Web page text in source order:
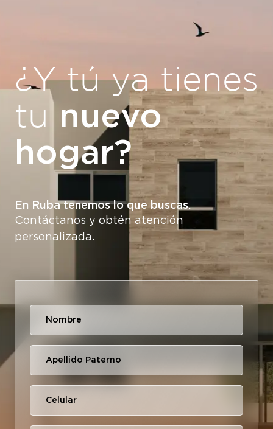
¿Y tú ya tienes
tu nuevo
hogar?
En Ruba tenemos lo que buscas.
Contáctanos y obtén atención
personalizada.